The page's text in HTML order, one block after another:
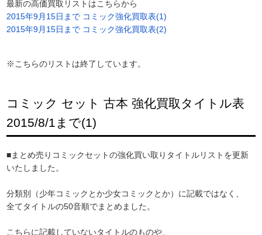
最新の高価買取リストはこちらから
2015年9月15日まで コミック強化買取表(1)
2015年9月15日まで コミック強化買取表(2)
※こちらのリストは終了しています。
コミック セット 古本 強化買取タイトル表
2015/8/1まで(1)
■まとめ売りコミックセットの強化買い取りタイトルリストを更新
いたしました。
分類別（少年コミックとか少女コミックとか）に記載ではなく、
全てタイトルの50音順でまとめました。
こちらに記載していないタイトルのものや、